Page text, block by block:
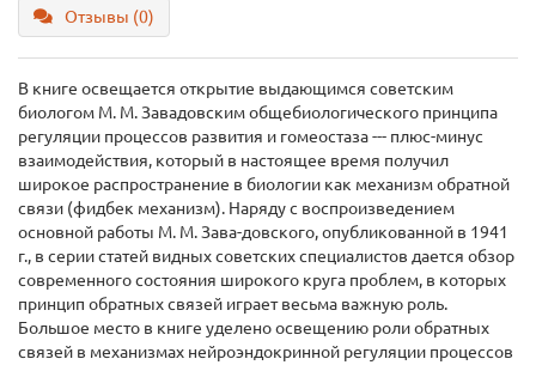
Отзывы (0)
В книге освещается открытие выдающимся советским
биологом М. М. Завадовским общебиологического принципа
регуляции процессов развития и гомеостаза --- плюс-минус
взаимодействия, который в настоящее время получил
широкое распространение в биологии как механизм обратной
связи (фидбек механизм). Наряду с воспроизведением
основной работы М. М. Зава-довского, опубликованной в 1941
г., в серии статей видных советских специалистов дается обзор
современного состояния широкого круга проблем, в которых
принцип обратных связей играет весьма важную роль.
Большое место в книге уделено освещению роли обратных
связей в механизмах нейроэндокринной регуляции процессов